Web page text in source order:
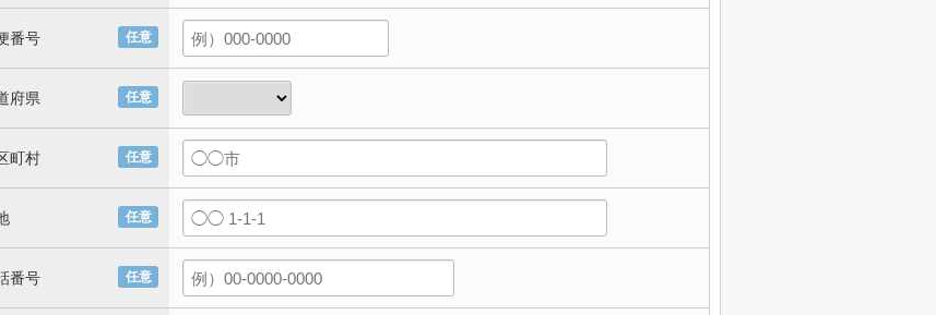
任意
番号
任意
府県
任意
町村
任意
任意
番号